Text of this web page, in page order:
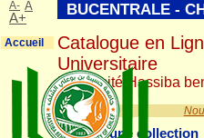
Détail d'une collection
BUCENTRALE -
Catalogue en
Universitaire
Université Hassiba
A- A
A+
Accueil